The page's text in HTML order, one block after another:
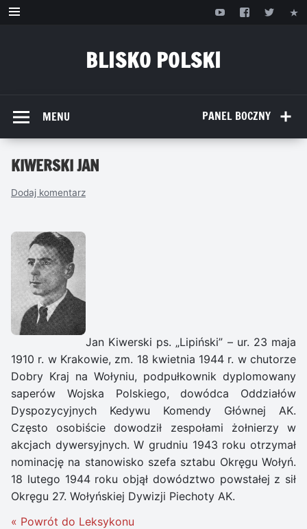
Przejdź
BLISKO POLSKI
PANEL BOCZNY
MENU
KIWERSKI JAN
Dodaj komentarz
Jan Kiwerski ps. „Lipiński” – ur. 23 maja
1910 r. w Krakowie, zm. 18 kwietnia 1944 r. w chutorze
Dobry Kraj na Wołyniu, podpułkownik dyplomowany
saperów Wojska Polskiego, dowódca Oddziałów
Dyspozycyjnych Kedywu Komendy Głównej AK.
Często osobiście dowodził zespołami żołnierzy w
akcjach dywersyjnych. W grudniu 1943 roku otrzymał
nominację na stanowisko szefa sztabu Okręgu Wołyń.
18 lutego 1944 roku objął dowództwo powstałej z sił
Okręgu 27. Wołyńskiej Dywizji Piechoty AK.
« Powrót do Leksykonu